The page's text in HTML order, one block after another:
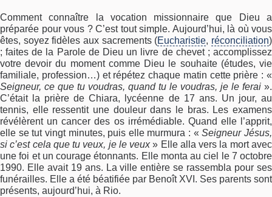
Comment connaître la vocation missionnaire que Dieu a
préparée pour vous ? C’est tout simple. Aujourd’hui, là où vous
êtes, soyez fidèles aux sacrements (Eucharistie, réconciliation)
; faites de la Parole de Dieu un livre de chevet ; accomplissez
votre devoir du moment comme Dieu le souhaite (études, vie
familiale, profession…) et répétez chaque matin cette prière : «
Seigneur, ce que tu voudras, quand tu le voudras, je le ferai ».
C’était la prière de Chiara, lycéenne de 17 ans. Un jour, au
tennis, elle ressentit une douleur dans le bras. Les examens
révélèrent un cancer des os irrémédiable. Quand elle l’apprit,
elle se tut vingt minutes, puis elle murmura : «Seigneur Jésus,
si c’est cela que tu veux, je le veux» Elle alla vers la mort avec
une foi et un courage étonnants. Elle monta au ciel le 7 octobre
1990. Elle avait 19 ans. La ville entière se rassembla pour ses
funérailles. Elle a été béatifiée par Benoît XVI. Ses parents sont
présents, aujourd’hui, à Rio.